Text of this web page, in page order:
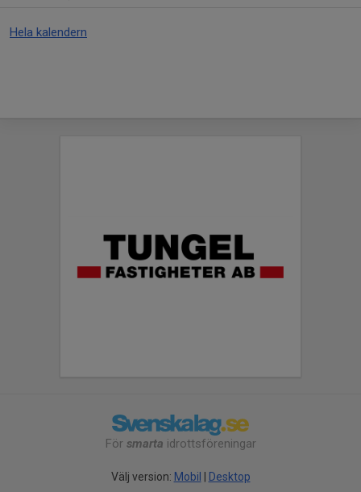
Hela kalendern
För smarta idrottsföreningar
Välj version: Mobil Desktop